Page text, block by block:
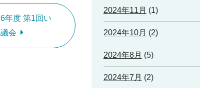
年度 第1回い
会
2024年11月 (1)
2024年10月 (2)
2024年8月 (5)
2024年7月 (2)